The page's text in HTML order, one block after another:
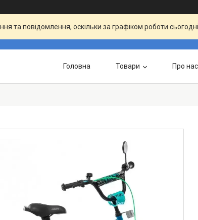
та повідомлення, оскільки за графіком роботи
Головна Товари Про нас